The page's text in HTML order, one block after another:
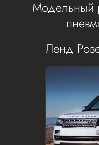
Модельный
Ленд